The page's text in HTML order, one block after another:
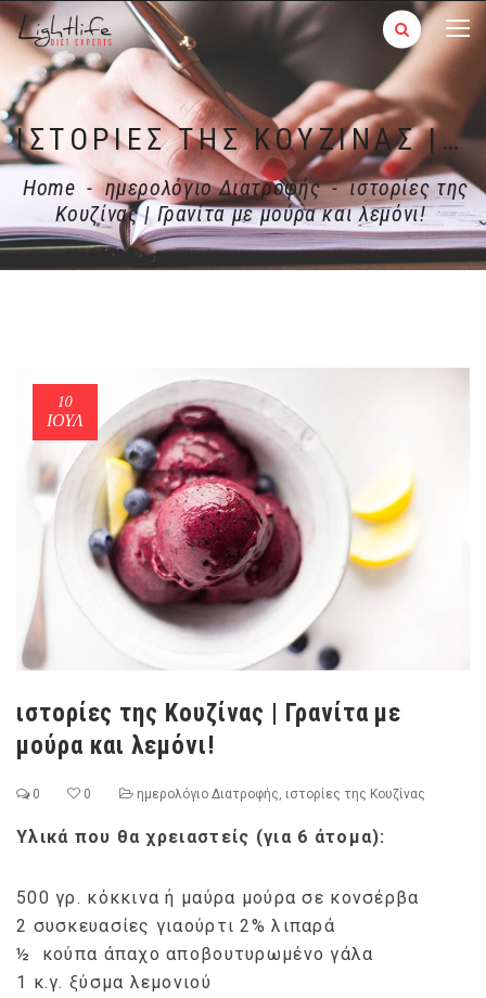
ΙΣΤΟΡΊΕΣ ΤΗΣ ΚΟΥΖΊΝΑΣ | ΓΡΑΝΊΤΑ ΜΕ ΜΟΎΡΑ ΚΑΙ ΛΕΜΌΝΙ!
Home - ημερολόγιο Διατροφής - ιστορίες της
Κουζίνας | Γρανίτα με μούρα και λεμόνι!
10
ΙΟΎΛ
ιστορίες της Κουζίνας | Γρανίτα με
μούρα και λεμόνι!
0 0 ημερολόγιο Διατροφής ιστορίες της Κουζίνας
Υλικά που θα χρειαστείς (για 6 άτομα):
500 γρ. κόκκινα ή μαύρα μούρα σε κονσέρβα
2 συσκευασίες γιαούρτι 2% λιπαρά
½ κούπα άπαχο αποβουτυρωμένο γάλα
1 κ.γ. ξύσμα λεμονιού